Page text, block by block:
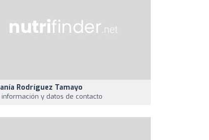
Rodríguez Tamayo
información y datos de contacto